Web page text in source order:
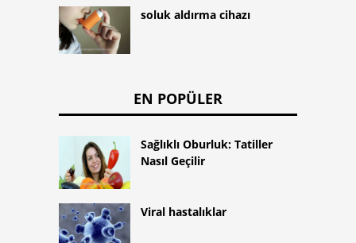
soluk aldırma cihazı
EN POPÜLER
Sağlıklı Oburluk: Tatiller
Nasıl Geçilir
Viral hastalıklar